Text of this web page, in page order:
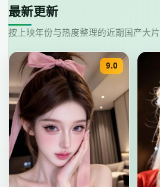
最新更新
按上映年份与热度整理的近期国产大片
9.0